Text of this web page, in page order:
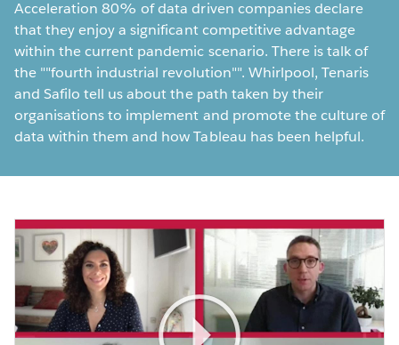
Acceleration 80% of data driven companies declare
that they enjoy a significant competitive advantage
within the current pandemic scenario. There is talk of
the ""fourth industrial revolution"". Whirlpool, Tenaris
and Safilo tell us about the path taken by their
organisations to implement and promote the culture of
data within them and how Tableau has been helpful.